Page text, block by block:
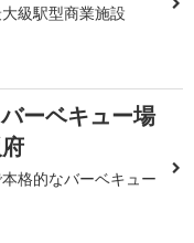
級駅型商業施設
ーベキュー場
格的なバーベキュー